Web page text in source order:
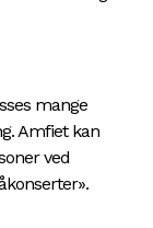
mange
Amfiet kan
ved